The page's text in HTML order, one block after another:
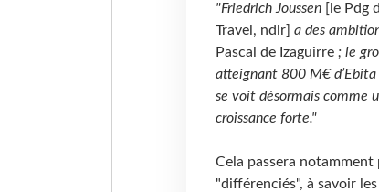
"Friedrich Joussen[le Pdg
Travel, ndlr] a des
Pascal de Izaguirre ; le
atteignant 800 M€
se voit désormais comme
croissance forte."
Cela passera
"différenciés", à savoir